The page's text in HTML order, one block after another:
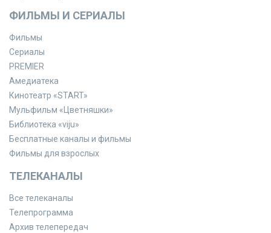
ФИЛЬМЫ И СЕРИАЛЫ
Фильмы
Сериалы
PREMIER
Амедиатека
Кинотеатр «START»
Мульфильм «Цветняшки»
Библиотека «viju»
Бесплатные каналы и фильмы
Фильмы для взрослых
ТЕЛЕКАНАЛЫ
Все телеканалы
Телепрограмма
Архив телепередач